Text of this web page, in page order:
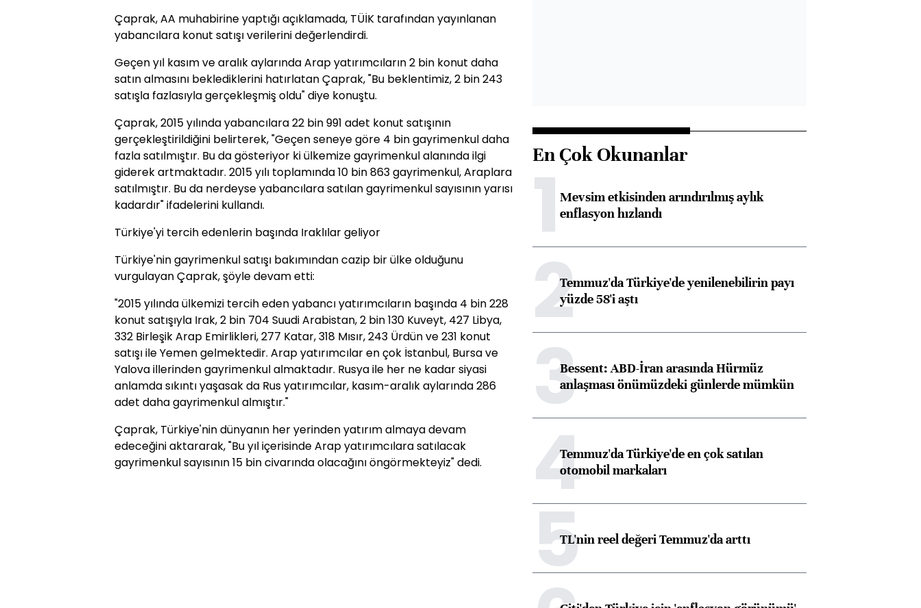
Çaprak, AA muhabirine yaptığı açıklamada, TÜİK tarafından yayınlanan
yabancılara konut satışı verilerini değerlendirdi.
Geçen yıl kasım ve aralık aylarında Arap yatırımcıların 2 bin konut daha
satın almasını beklediklerini hatırlatan Çaprak, "Bu beklentimiz, 2 bin 243
satışla fazlasıyla gerçekleşmiş oldu" diye konuştu.
Çaprak, 2015 yılında yabancılara 22 bin 991 adet konut satışının
gerçekleştirildiğini belirterek, "Geçen seneye göre 4 bin gayrimenkul daha
fazla satılmıştır. Bu da gösteriyor ki ülkemize gayrimenkul alanında ilgi
giderek artmaktadır. 2015 yılı toplamında 10 bin 863 gayrimenkul, Araplara
satılmıştır. Bu da nerdeyse yabancılara satılan gayrimenkul sayısının yarısı
kadardır" ifadelerini kullandı.
Türkiye'yi tercih edenlerin başında Iraklılar geliyor
Türkiye'nin gayrimenkul satışı bakımından cazip bir ülke olduğunu
vurgulayan Çaprak, şöyle devam etti:
"2015 yılında ülkemizi tercih eden yabancı yatırımcıların başında 4 bin 228
konut satışıyla Irak, 2 bin 704 Suudi Arabistan, 2 bin 130 Kuveyt, 427 Libya,
332 Birleşik Arap Emirlikleri, 277 Katar, 318 Mısır, 243 Ürdün ve 231 konut
satışı ile Yemen gelmektedir. Arap yatırımcılar en çok İstanbul, Bursa ve
Yalova illerinden gayrimenkul almaktadır. Rusya ile her ne kadar siyasi
anlamda sıkıntı yaşasak da Rus yatırımcılar, kasım-aralık aylarında 286
adet daha gayrimenkul almıştır."
Çaprak, Türkiye'nin dünyanın her yerinden yatırım almaya devam
edeceğini aktararak, "Bu yıl içerisinde Arap yatırımcılara satılacak
gayrimenkul sayısının 15 bin civarında olacağını öngörmekteyiz" dedi.
En Çok Okunanlar
1Mevsim etkisinden arındırılmış aylık
enflasyon hızlandı
2Temmuz'da Türkiye'de yenilenebilirin payı
yüzde 58'i aştı
3Bessent: ABD-İran arasında Hürmüz
anlaşması önümüzdeki günlerde mümkün
4Temmuz'da Türkiye'de en çok satılan
otomobil markaları
5TL'nin reel değeri Temmuz'da arttı